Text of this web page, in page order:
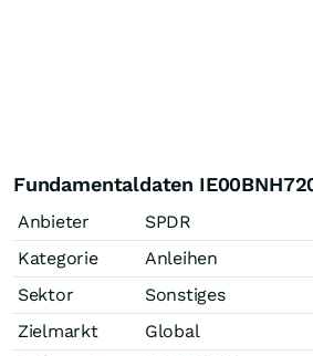
Fundamentaldaten
Anbieter
SPDR
Kategorie
Anleihen
Sektor
Sonstiges
Zielmarkt
Global